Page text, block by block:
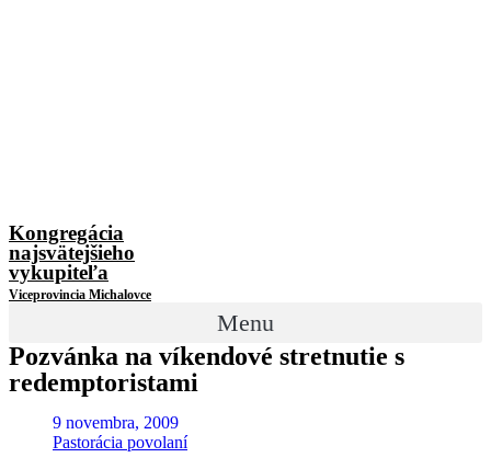
Kongregácia
najsvätejšieho
vykupiteľa
Viceprovincia Michalovce
Menu
Pozvánka na víkendové stretnutie s
redemptoristami
9 novembra, 2009
Pastorácia povolaní